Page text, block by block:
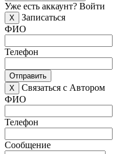
Уже есть аккаунт? Войти
X
Записаться
ФИО
Телефон
Отправить
X
Связаться с Автором
ФИО
Телефон
Сообщение